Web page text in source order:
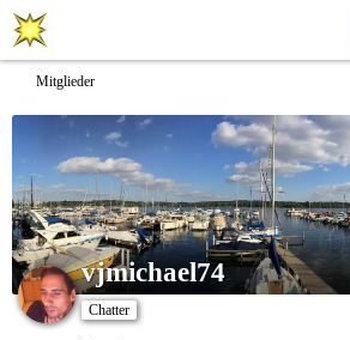
Mitglieder
vjmichael74
Chatter